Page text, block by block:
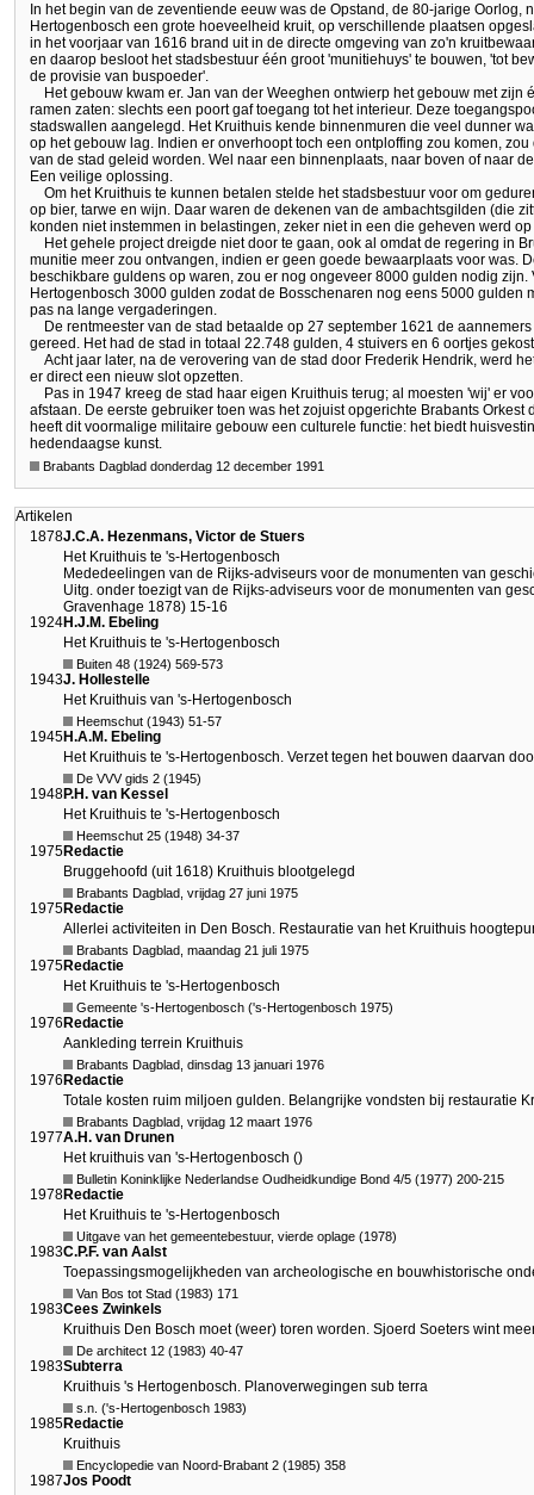
In het begin van de zeventiende eeuw was de Opstand, de 80-jarige Oorlog,
Hertogenbosch een grote hoeveelheid kruit, op verschillende plaatsen
in het voorjaar van 1616 brand uit in de directe omgeving van zo'n
en daarop besloot het stadsbestuur één groot 'munitiehuys' te bouwen, 'tot
de provisie van buspoeder'.
Het gebouw kwam er. Jan van der Weeghen ontwierp het gebouw met
ramen zaten: slechts een poort gaf toegang tot het interieur. Deze
stadswallen aangelegd. Het Kruithuis kende binnenmuren die veel dunner
op het gebouw lag. Indien er onverhoopt toch een ontploffing zou komen,
van de stad geleid worden. Wel naar een binnenplaats, naar boven of naar
Een veilige oplossing.
Om het Kruithuis te kunnen betalen stelde het stadsbestuur voor om
op bier, tarwe en wijn. Daar waren de dekenen van de ambachtsgilden (die
konden niet instemmen in belastingen, zeker niet in een die geheven werd
Het gehele project dreigde niet door te gaan, ook al omdat de regering in
munitie meer zou ontvangen, indien er geen goede bewaarplaats voor was.
beschikbare guldens op waren, zou er nog ongeveer 8000 gulden nodig zijn.
Hertogenbosch 3000 gulden zodat de Bosschenaren nog eens 5000 gulden
pas na lange vergaderingen.
De rentmeester van de stad betaalde op 27 september 1621 de
gereed. Het had de stad in totaal 22.748 gulden, 4 stuivers en 6 oortjes
Acht jaar later, na de verovering van de stad door Frederik Hendrik, werd
er direct een nieuw slot opzetten.
Pas in 1947 kreeg de stad haar eigen Kruithuis terug; al moesten 'wij' er
afstaan. De eerste gebruiker toen was het zojuist opgerichte Brabants Orkest
heeft dit voormalige militaire gebouw een culturele functie: het biedt
hedendaagse kunst.
Brabants Dagblad donderdag 12 december 1991
Artikelen
1878J.C.A. Hezenmans, Victor de Stuers
Het Kruithuis te 's-Hertogenbosch
Mededeelingen van de Rijks-adviseurs voor de monumenten van
Uitg. onder toezigt van de Rijks-adviseurs voor de monumenten van
Gravenhage 1878) 15-16
1924H.J.M. Ebeling
Het Kruithuis te 's-Hertogenbosch
Buiten 48 (1924) 569-573
1943J. Hollestelle
Het Kruithuis van 's-Hertogenbosch
Heemschut (1943) 51-57
1945H.A.M. Ebeling
Het Kruithuis te 's-Hertogenbosch. Verzet tegen het bouwen daarvan
De VVV gids 2 (1945)
1948P.H. van Kessel
Het Kruithuis te 's-Hertogenbosch
Heemschut 25 (1948) 34-37
1975Redactie
Bruggehoofd (uit 1618) Kruithuis blootgelegd
Brabants Dagblad, vrijdag 27 juni 1975
1975Redactie
Allerlei activiteiten in Den Bosch. Restauratie van het Kruithuis
Brabants Dagblad, maandag 21 juli 1975
1975Redactie
Het Kruithuis te 's-Hertogenbosch
Gemeente 's-Hertogenbosch ('s-Hertogenbosch 1975)
1976 Redactie
Aankleding terrein Kruithuis
Brabants Dagblad, dinsdag 13 januari 1976
1976 Redactie
Totale kosten ruim miljoen gulden. Belangrijke vondsten bij restauratie
Brabants Dagblad, vrijdag 12 maart 1976
1977A.H. van Drunen
Het kruithuis van 's-Hertogenbosch ()
Bulletin Koninklijke Nederlandse Oudheidkundige Bond 4/5 (1977) 200-215
1978Redactie
Het Kruithuis te 's-Hertogenbosch
Uitgave van het gemeentebestuur, vierde oplage (1978)
1983C.P.F. van Aalst
Toepassingsmogelijkheden van archeologische en bouwhistorische
Van Bos tot Stad (1983) 171
1983Cees Zwinkels
Kruithuis Den Bosch moet (weer) toren worden. Sjoerd Soeters wint
De architect 12 (1983) 40-47
1983Subterra
Kruithuis 's Hertogenbosch. Planoverwegingen sub terra
s.n. ('s-Hertogenbosch 1983)
1985Redactie
Kruithuis
Encyclopedie van Noord-Brabant 2 (1985) 358
1987Jos Poodt